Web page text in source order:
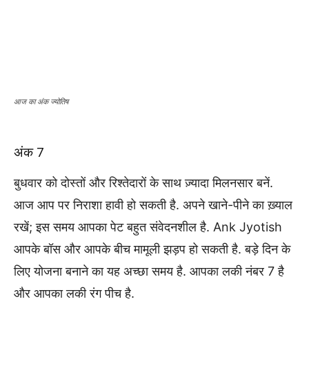
आज का अंक ज्योतिष
अंक 7
बुधवार को दोस्तों और रिश्तेदारों के साथ ज़्यादा मिलनसार बनें.
आज आप पर निराशा हावी हो सकती है. अपने खाने-पीने का ख़्याल
रखें; इस समय आपका पेट बहुत संवेदनशील है. Ank Jyotish
आपके बॉस और आपके बीच मामूली झड़प हो सकती है. बड़े दिन के
लिए योजना बनाने का यह अच्छा समय है. आपका लकी नंबर 7 है
और आपका लकी रंग पीच है.